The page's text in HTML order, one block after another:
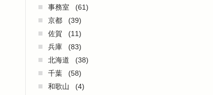
事務室
(61)
京都
(39)
佐賀
(11)
兵庫
(83)
北海道
(38)
千葉
(58)
和歌山
(4)